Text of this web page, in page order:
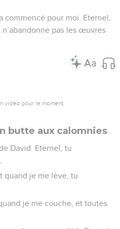
commencé pour moi. Eternel,
pas les œuvres
vidéo pour le moment.
butte aux calomnies
David. Eternel, tu
quand je me lève, tu
je me couche, et toutes